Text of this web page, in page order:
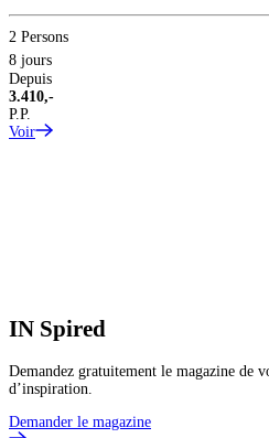
2 Persons
8 jours
Depuis
3.410,-
P.P.
Voir
IN Spired
Demandez gratuitement le magazine de
d’inspiration.
Demander le magazine